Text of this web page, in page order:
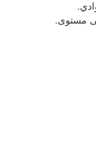
مستوى.